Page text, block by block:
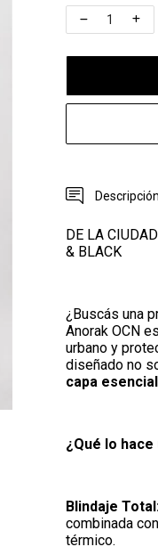
Descripción
DE LA
& BLACK
¿Buscás una
Anorak OCN
urbano y
diseñado no
capa
¿Qué lo hace
Blindaje
combinada
térmico.